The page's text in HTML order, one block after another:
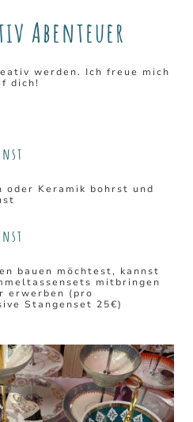
Abenteuer
werden. Ich freue mich
dich!
Keramik bohrst und
bauen möchtest, kannst
mitbringen
erwerben (pro
Stangenset 25€)